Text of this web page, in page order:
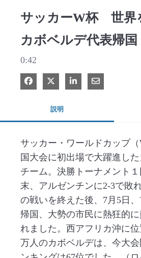
サッカーW杯 世界
カボベルデ代表帰
0:42
Facebook で共有
Xで共有する
LinkedIn で共有
電子メール
説明
サッカー・ワールドカップ
国大会に初出場で大躍進し
チーム。決勝トーナメント
末、アルゼンチンに2-3で敗
の戦いを終えた後、7月5日
帰国、大勢の市民に熱狂的
れました。西アフリカ沖に
万人のカボベルデは、今大